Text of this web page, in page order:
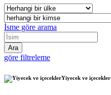
İsme göre arama
göre filtreleme
Yiyecek ve içecekler